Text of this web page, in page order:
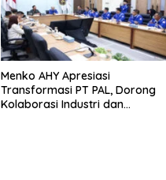
Menko AHY Apresiasi
Transformasi PT PAL, Dorong
Kolaborasi Industri dan